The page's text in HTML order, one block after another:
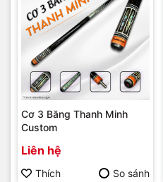
Cơ 3 Băng Thanh Minh
Custom
Liên hệ
Thích So sánh